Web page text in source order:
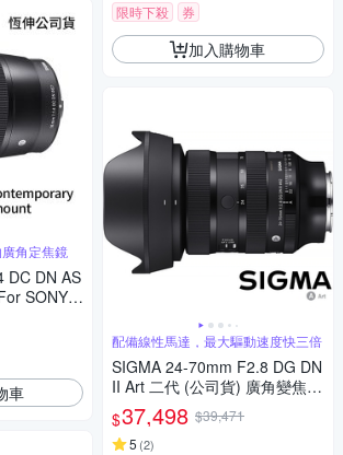
角定焦鏡
DC DN AS
SONY E
車
限時下殺
券
加入購物車
配備線性馬達，最大驅動速度快三倍
SIGMA 24-70mm F2.8 DG DN
II Art 二代 (公司貨) 廣角變焦鏡
頭 全片幅無反微單眼鏡頭 旅遊
鏡 大三元
$37,498 $39,471
5 (2)